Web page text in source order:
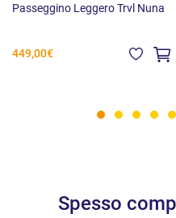
Peso: 5.9 kg
Lunghezza: 590 mm
Passeggino Leggero Trvl Nuna
449,00€
Spesso